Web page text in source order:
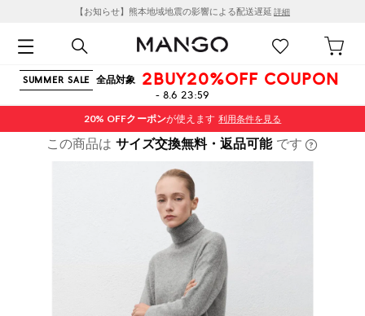
【お知らせ】熊本地域地震の影響による配送遅延 詳細
SUMMER SALE 全品対象 2BUY20%OFF COUPON
- 8.6 23:59
20% OFFクーポンが使えます 利用条件を見る
この商品は サイズ交換無料・返品可能 です